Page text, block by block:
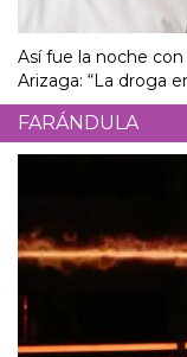
Así fue la noche
Arizaga: “La droga
FARÁNDULA